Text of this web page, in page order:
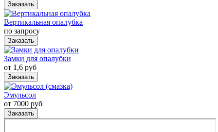
Заказать
Вертикальная опалубка
по запросу
Заказать
Замки для опалубки
от 1,6 руб
Заказать
Эмульсол
от 7000 руб
Заказать